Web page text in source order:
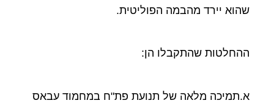
שהוא יירד מהבמה הפוליטית.
ההחלטות שהתקבלו הן:
א.תמיכה מלאה של תנועת פת"ח במחמוד עבאס